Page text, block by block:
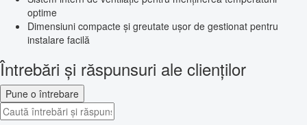
optime
Dimensiuni compacte și greutate ușor de gestionat pentru
instalare facilă
Întrebări și răspunsuri ale clienților
Pune o întrebare